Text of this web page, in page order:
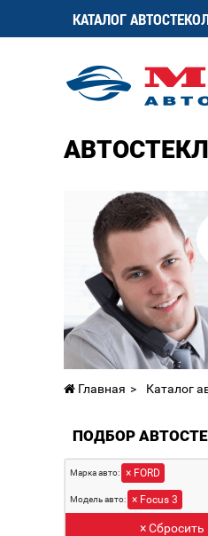
КАТАЛОГ
Главная Каталог
ПОДБОР
Марка авто: × FORD
Модель авто: × Focus 3
× Сбросить